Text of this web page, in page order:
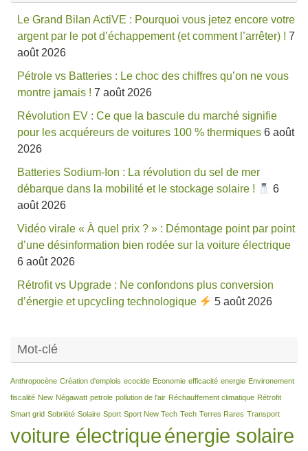
Le Grand Bilan ActiVE : Pourquoi vous jetez encore votre
argent par le pot d’échappement (et comment l’arrêter) ! 7
août 2026
Pétrole vs Batteries : Le choc des chiffres qu’on ne vous
montre jamais ! 7 août 2026
Révolution EV : Ce que la bascule du marché signifie
pour les acquéreurs de voitures 100 % thermiques 6 août
2026
Batteries Sodium-Ion : La révolution du sel de mer
débarque dans la mobilité et le stockage solaire !
6
août 2026
Vidéo virale « À quel prix ? » : Démontage point par point
d’une désinformation bien rodée sur la voiture électrique
6 août 2026
Rétrofit vs Upgrade : Ne confondons plus conversion
d’énergie et upcycling technologique
5 août 2026
Mot-clé
Anthropocène Création d'emplois ecocide Economie efficacité energie Environement
fiscalité New Négawatt petrole pollution de l'air Réchauffement climatique Rétrofit
Smart grid Sobriété Solaire Sport Sport New Tech Tech Terres Rares Transport
voiture électriqueénergie solaire